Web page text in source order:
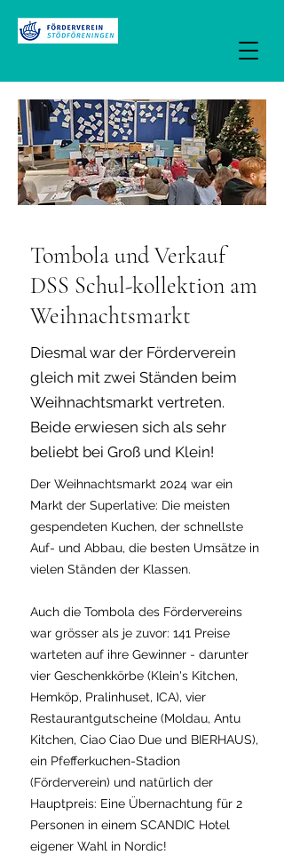
Tombola und Verkauf
DSS Schul-kollektion am
Weihnachtsmarkt
Diesmal war der Förderverein
gleich mit zwei Ständen beim
Weihnachtsmarkt vertreten.
Beide erwiesen sich als sehr
beliebt bei Groß und Klein!
Der Weihnachtsmarkt 2024 war ein
Markt der Superlative: Die meisten
gespendeten Kuchen, der schnellste
Auf- und Abbau, die besten Umsätze in
vielen Ständen der Klassen.
Auch die Tombola des Fördervereins
war grösser als je zuvor: 141 Preise
warteten auf ihre Gewinner - darunter
vier Geschenkkörbe (Klein's Kitchen,
Hemköp, Pralinhuset, ICA), vier
Restaurantgutscheine (Moldau, Antu
Kitchen, Ciao Ciao Due und BIERHAUS),
ein Pfefferkuchen-Stadion
(Förderverein) und natürlich der
Hauptpreis: Eine Übernachtung für 2
Personen in einem SCANDIC Hotel
eigener Wahl in Nordic!